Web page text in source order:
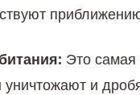
Это самая
уничтожают и